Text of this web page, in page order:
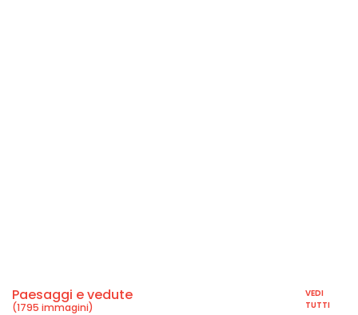
Paesaggi e vedute
(1795 immagini)
VEDI
TUTTI